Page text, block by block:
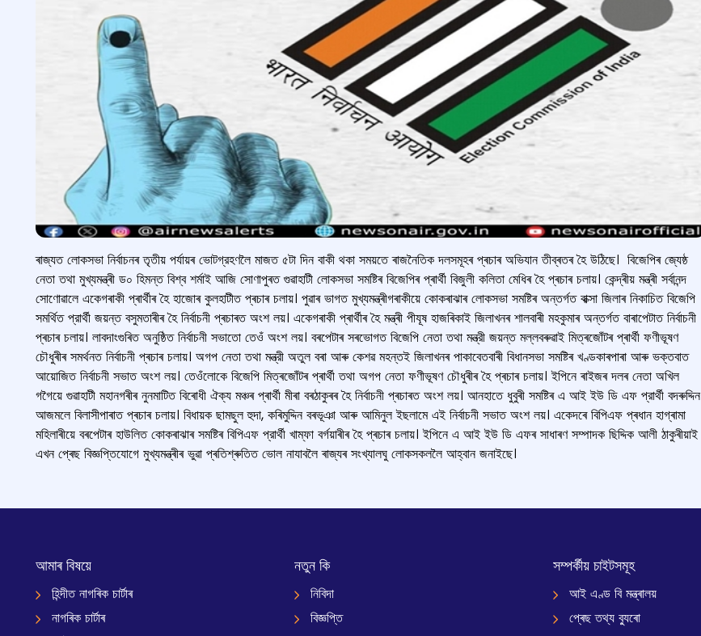
ৰাজ্যত লোকসভা নিৰ্বাচনৰ তৃতীয় পৰ্যায়ৰ ভোটগ্রহণলৈ মাজত ৫টা দিন বাকী থকা সময়তে ৰাজনৈতিক দলসমূহৰ প্ৰচাৰ অভিযান তীব্ৰতৰ হৈ উঠিছে। বিজেপিৰ জ্যেষ্ঠ
নেতা তথা মুখ্যমন্ত্ৰী ড০ হিমন্ত বিশ্ব শর্মাই আজি সোণাপুৰত গুৱাহাটী লোকসভা সমষ্টিৰ বিজেপিৰ প্ৰাৰ্থী বিজুলী কলিতা মেধিৰ হৈ প্ৰচাৰ চলায়। কেন্দ্ৰীয় মন্ত্ৰী সৰ্বানন্দ
সোণোৱালে একেগৰাকী প্ৰাৰ্থীৰ হৈ হাজোৰ কুলহাটীত প্ৰচাৰ চলায়। পুৱাৰ ভাগত মুখ্যমন্ত্ৰীগৰাকীয়ে কোকৰাঝাৰ লোকসভা সমষ্টিৰ অন্তৰ্গত বাক্সা জিলাৰ নিকাচিত বিজেপি
সমর্থিত প্রার্থী জয়ন্ত বসুমতাৰীৰ হৈ নিৰ্বাচনী প্ৰচাৰত অংশ লয়। একেগৰাকী প্ৰাৰ্থীৰ হৈ মন্ত্ৰী পীযূষ হাজৰিকাই জিলাখনৰ শালবাৰী মহকুমাৰ অন্তৰ্গত বাৰাপেটাত নির্বাচনী
প্ৰচাৰ চলায়। লাবদাংগুৰিত অনুষ্ঠিত নির্বাচনী সভাতো তেওঁ অংশ লয়। বৰপেটাৰ সৰভোগত বিজেপি নেতা তথা মন্ত্রী জয়ন্ত মল্লবৰুৱাই মিত্ৰজোঁটৰ প্ৰাৰ্থী ফণীভূষণ
চৌধুৰীৰ সমৰ্থনত নিৰ্বাচনী প্ৰচাৰ চলায়। অগপ নেতা তথা মন্ত্রী অতুল বৰা আৰু কেশৱ মহন্তই জিলাখনৰ পাকাবেতবাৰী বিধানসভা সমষ্টিৰ খণ্ডকাৰপাৰা আৰু ভক্তবাত
আয়োজিত নির্বাচনী সভাত অংশ লয়। তেওঁলোকে বিজেপি মিত্ৰজোঁটৰ প্ৰাৰ্থী তথা অগপ নেতা ফণীভূষণ চৌধুৰীৰ হৈ প্ৰচাৰ চলায়। ইপিনে ৰাইজৰ দলৰ নেতা অখিল
গগৈয়ে গুৱাহাটী মহানগৰীৰ নুনমাটিত বিৰোধী ঐক্য মঞ্চৰ প্ৰাৰ্থী মীৰা বৰঠাকুৰৰ হৈ নিৰ্বাচনী প্ৰচাৰত অংশ লয়। আনহাতে ধুবুৰী সমষ্টিৰ এ আই ইউ ডি এফ প্রার্থী বদৰুদ্দিন
আজমলে বিলাসীপাৰাত প্ৰচাৰ চলায়। বিধায়ক ছামছুল হুদা, কৰিমুদ্দিন বৰভূঞা আৰু আমিনুল ইছলামে এই নির্বাচনী সভাত অংশ লয়। একেদৰে বিপিএফ প্ৰধান হাগ্ৰামা
মহিলাৰীয়ে বৰপেটাৰ হাউলিত কোকৰাঝাৰ সমষ্টিৰ বিপিএফ প্রার্থী খাম্ফা বৰ্গয়াৰীৰ হৈ প্ৰচাৰ চলায়। ইপিনে এ আই ইউ ডি এফৰ সাধাৰণ সম্পাদক ছিদ্দিক আলী ঠাকুৰীয়াই
এখন প্ৰেছ বিজ্ঞপ্তিযোগে মুখ্যমন্ত্ৰীৰ ভুৱা প্ৰতিশ্ৰুতিত ভোল নাযাবলৈ ৰাজ্যৰ সংখ্যালঘু লোকসকললৈ আহ্বান জনাইছে।
আমাৰ বিষয়ে
হিন্দীত নাগৰিক চাৰ্টাৰ
নাগৰিক চাৰ্টাৰ
নতুন কি
নিবিদা
বিজ্ঞপ্তি
সম্পৰ্কীয় চাইটসমূহ
আই এণ্ড বি মন্ত্ৰালয়
প্ৰেছ তথ্য ব্যুৰো